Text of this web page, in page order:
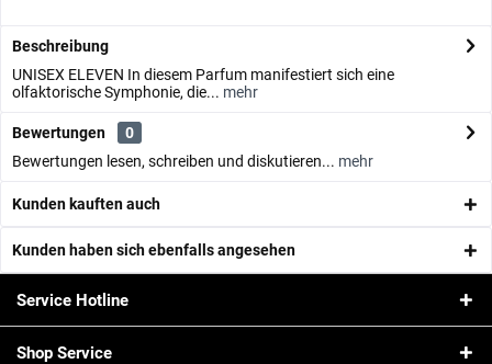
Beschreibung
UNISEX ELEVEN In diesem Parfum manifestiert sich eine
olfaktorische Symphonie, die... mehr
Bewertungen
0
Bewertungen lesen, schreiben und diskutieren... mehr
Kunden kauften auch
Kunden haben sich ebenfalls angesehen
Service Hotline
Shop Service